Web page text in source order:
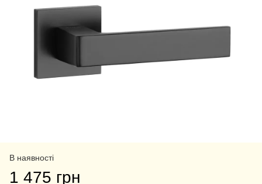
В наявності
1 475 грн